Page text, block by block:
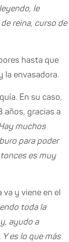
le
reina, curso de
hasta que
la envasadora.
En su caso,
años, gracias a
muchos
para poder
es muy
y viene en el
toda la
ayudo a
es lo que más